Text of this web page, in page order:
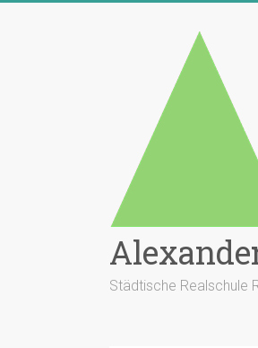
Städtische Realschule